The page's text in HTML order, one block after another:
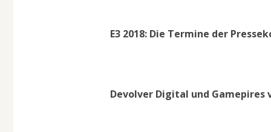
E3 2018: Die Termine der
Devolver Digital und Gamepires